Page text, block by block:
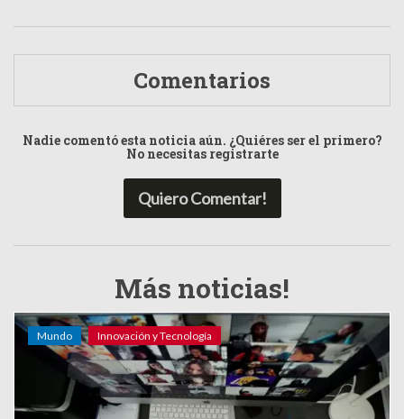
Comentarios
Nadie comentó esta noticia aún. ¿Quiéres ser el primero?
No necesitas registrarte
Quiero Comentar!
Más noticias!
Mundo Innovación y Tecnología